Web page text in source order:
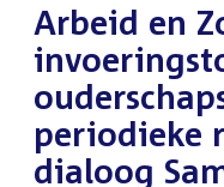
Arbeid en
periodieke
dialoog